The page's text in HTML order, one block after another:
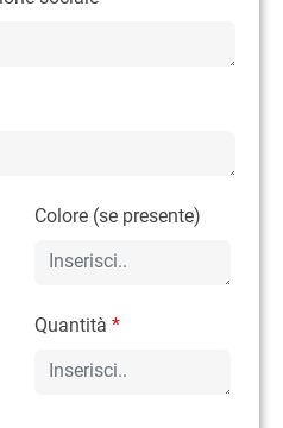
Colore (se presente)
Quantità*